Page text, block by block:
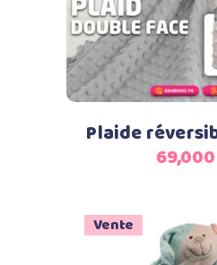
Plaide
69,000
Vente